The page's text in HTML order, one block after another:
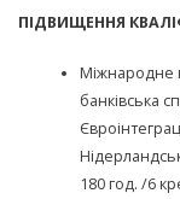
ПІДВИЩЕННЯ
Міжнародне
банківська
180 год. /6